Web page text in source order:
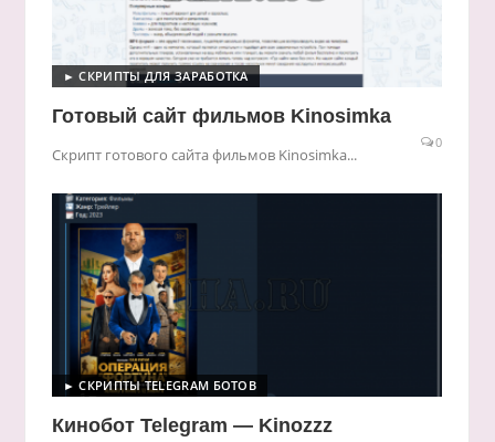
► СКРИПТЫ ДЛЯ ЗАРАБОТКА
Готовый сайт фильмов Kinosimka
0
Скрипт готового сайта фильмов Kinosimka...
► СКРИПТЫ TELEGRAM БОТОВ
Кинобот Telegram — Kinozzz